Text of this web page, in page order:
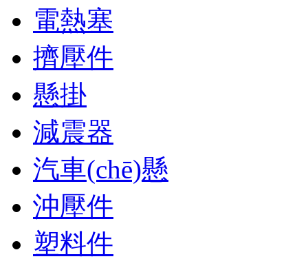
電熱塞
擠壓件
懸掛
減震器
汽車(chē)懸
沖壓件
塑料件